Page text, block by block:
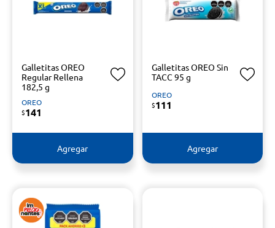
Galletitas OREO
Regular Rellena
182,5 g
OREO
$141
Agregar
Galletitas OREO Sin
TACC 95 g
OREO
$111
Agregar